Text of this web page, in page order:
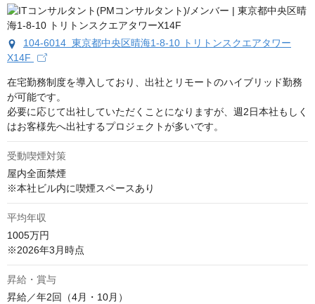
104-6014 東京都中央区晴海1-8-10 トリトンスクエアタワー
X14F
在宅勤務制度を導入しており、出社とリモートのハイブリッド勤務
が可能です。
必要に応じて出社していただくことになりますが、週2日本社もしく
はお客様先へ出社するプロジェクトが多いです。
受動喫煙対策
屋内全面禁煙
※本社ビル内に喫煙スペースあり
平均年収
1005万円
※2026年3月時点
昇給・賞与
昇給／年2回（4月・10月）